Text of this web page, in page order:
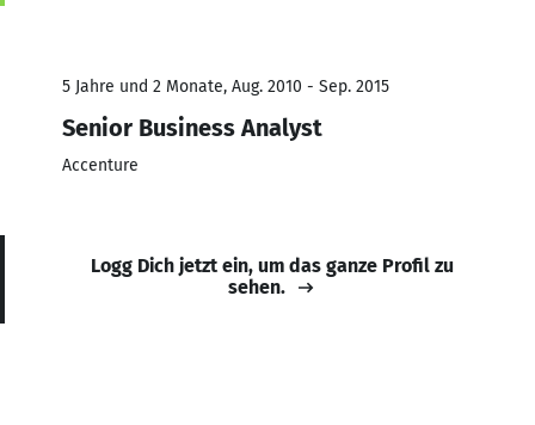
5 Jahre und 2 Monate, Aug. 2010 - Sep. 2015
Senior Business Analyst
Accenture
Logg Dich jetzt ein, um das ganze Profil zu
sehen.